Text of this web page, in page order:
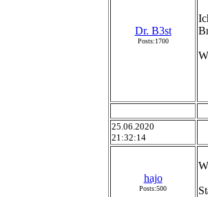
Dr. B3st
Posts:1700
25.06.2020
21:32:14
hajo
Posts:500